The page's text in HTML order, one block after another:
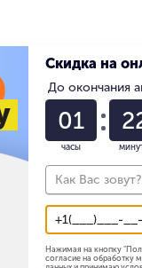
г.г.
Скидка на
До окончания
01
часы
Нажимая на кнопку "
согласие на обработку